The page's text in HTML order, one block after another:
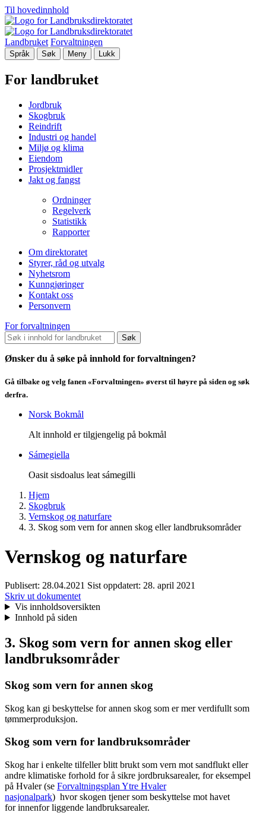
Til hovedinnhold
Landbruket Forvaltningen
Språk Søk Meny Lukk
For landbruket
Jordbruk
Skogbruk
Reindrift
Industri og handel
Miljø og klima
Eiendom
Prosjektmidler
Jakt og fangst
Ordninger
Regelverk
Statistikk
Rapporter
Om direktoratet
Styrer, råd og utvalg
Nyhetsrom
Kunngjøringer
Kontakt oss
Personvern
For forvaltningen
Søk
Ønsker du å søke på innhold for forvaltningen?
Gå tilbake og velg fanen «Forvaltningen» øverst til høyre på siden og søk
derfra.
Norsk Bokmål
Alt innhold er tilgjengelig på bokmål
Sámegiella
Oasit sisdoalus leat sámegilli
Hjem
Skogbruk
Vernskog og naturfare
3. Skog som vern for annen skog eller landbruksområder
Vernskog og naturfare
Publisert: 28.04.2021 Sist oppdatert: 28. april 2021
Skriv ut dokumentet
Vis innholdsoversikten
Innhold på siden
3. Skog som vern for annen skog eller
landbruksområder
Skog som vern for annen skog
Skog kan gi beskyttelse for annen skog som er mer verdifullt som
tømmerproduksjon.
Skog som vern for landbruksområder
Skog har i enkelte tilfeller blitt brukt som vern mot sandflukt eller
andre klimatiske forhold for å sikre jordbruksarealer, for eksempel
på Hvaler (se Forvaltningsplan Ytre Hvaler
nasjonalpark) hvor skogen tjener som beskyttelse mot havet
for innenfor liggende landbruksarealer.